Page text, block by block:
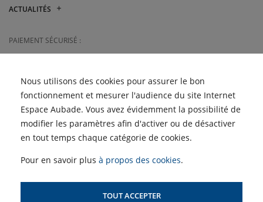
Mitsubishi Electric vs
Atlantic : quelle marque de
Quelle climatisation choisir
pour son logement ?
ACTUALITÉS
et du Carrelage sont de
retour !
Pagot-Savoie
PAIEMENT SÉCURISÉ :
ACCÈS PROFESSIONNELS :
SIMULATEUR D'AIDES
Nous utilisons des cookies pour assurer le bon
fonctionnement et mesurer l'audience du site Internet
Espace Aubade. Vous avez évidemment la possibilité de
modifier les paramètres afin d'activer ou de désactiver
en tout temps chaque catégorie de cookies.
Pour en savoir plus à propos des cookies.
TOUT ACCEPTER